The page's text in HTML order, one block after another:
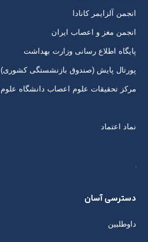
انجمن آلزایمر کانادا
انجمن مغز و اعصاب ایران
پایگاه اطلاع رسانی وزارت بهداشت
پورتال پایش (صندوق بازنشستگی کشوری)
مرکز تحقیقات علوم اعصاب دانشگاه علوم
نماد اعتماد
دسترسی آسان
داوطلبین